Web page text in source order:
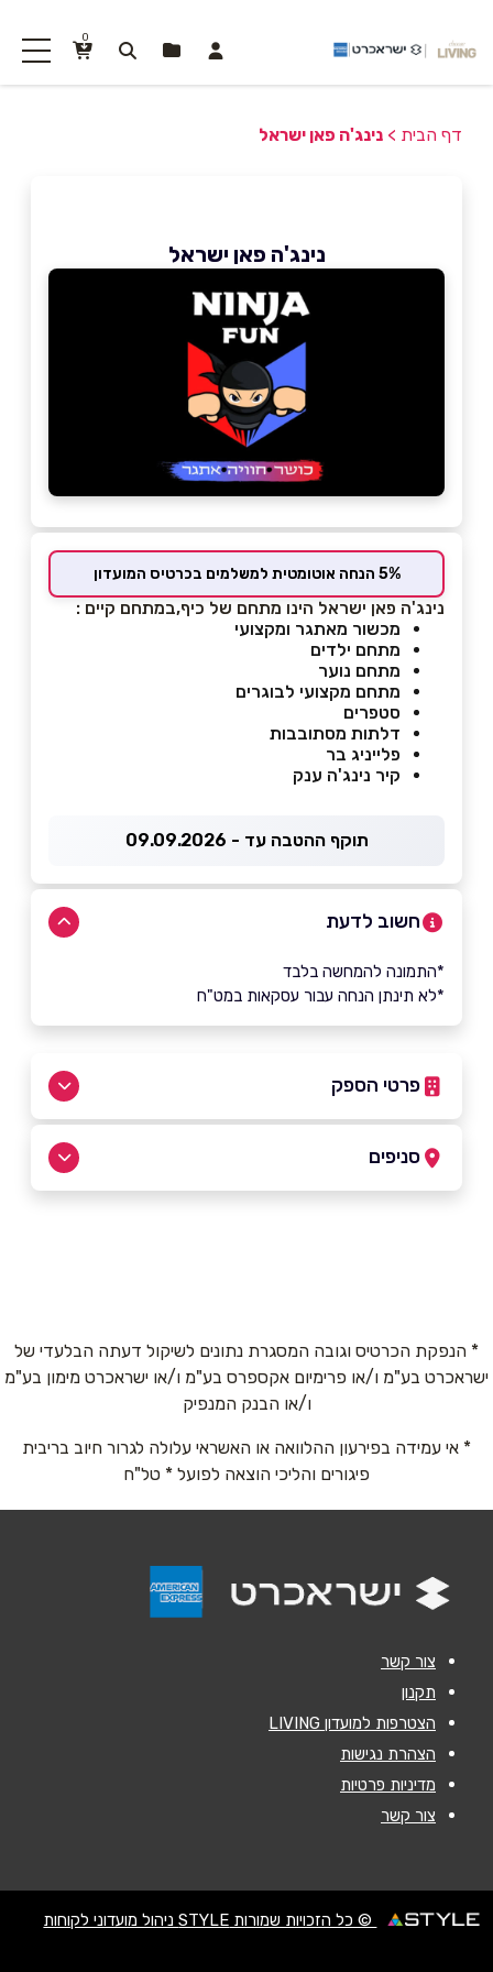
0
דף הבית > נינג'ה פאן ישראל
נינג'ה פאן ישראל
5% הנחה אוטומטית למשלמים בכרטיס המועדון
נינג'ה פאן ישראל הינו מתחם של כיף,במתחם קיים :
מכשור מאתגר ומקצועי
מתחם ילדים
מתחם נוער
מתחם מקצועי לבוגרים
סטפרים
דלתות מסתובבות
פלייניג בר
קיר נינג'ה ענק
תוקף ההטבה עד - 09.09.2026
חשוב לדעת
*התמונה להמחשה בלבד
*לא תינתן הנחה עבור עסקאות במט"ח
פרטי הספק
אנא חזרו אלי בקשר ל...
שליחה
סניפים
* הנפקת הכרטיס וגובה המסגרת נתונים לשיקול דעתה הבלעדי של
ישראכרט בע"מ ו/או פרימיום אקספרס בע"מ ו/או ישראכרט מימון בע"מ
ו/או הבנק המנפיק
* אי עמידה בפירעון ההלוואה או האשראי עלולה לגרור חיוב בריבית
פיגורים והליכי הוצאה לפועל * טל"ח
צור קשר
תקנון
הצטרפות למועדון LIVING
הצהרת נגישות
מדיניות פרטיות
צור קשר
© כל הזכויות שמורות STYLE ניהול מועדוני לקוחות